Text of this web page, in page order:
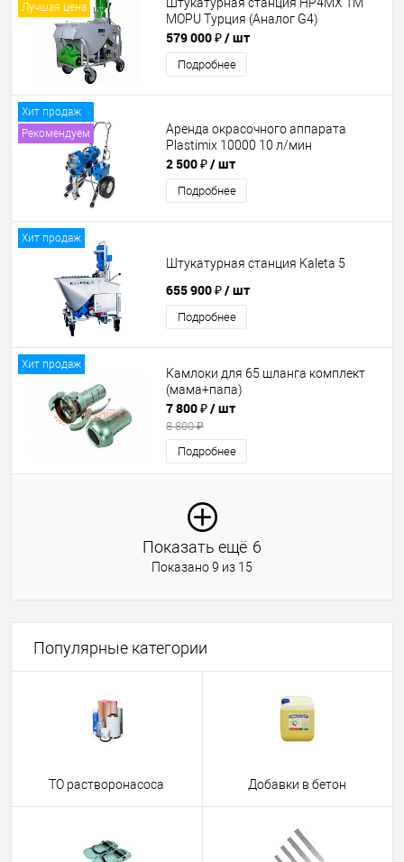
Лучшая цена
Штукатурная станция HP4MX TM
MOPU Турция (Аналог G4)
579 000 ₽/ шт
Подробнее
Хит продаж
Рекомендуем
Аренда окрасочного аппарата
Plastimix 10000 10 л/мин
2 500 ₽/ шт
Подробнее
Хит продаж
Штукатурная станция Kaleta 5
655 900 ₽/ шт
Подробнее
Хит продаж
Камлоки для 65 шланга комплект
(мама+папа)
7 800 ₽/ шт
8 800 ₽
Подробнее
Показать ещё 6
Показано 9 из 15
Популярные категории
ТО растворонасоса Добавки в бетон